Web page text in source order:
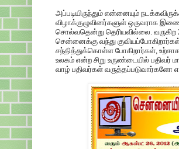
அப்படியிருந்தும் என்னையும்
விழாக்குழுவினர்களுள் ஒருவராக
சொல்வதென்று தெரியவில்லை. வருகிற
சென்னைக்கு வந்து
சந்தித்துக்கொள்ள போகிறார்கள்,
உலகம் என்ற சிறு உருண்டையில் பதிவர்
வாழ் பதிவர்கள் வருத்தப்படுவார்களோ